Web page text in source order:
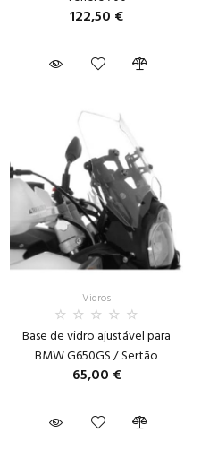
122,50 €
Vidros
Base de vidro ajustável para
BMW G650GS / Sertão
65,00 €